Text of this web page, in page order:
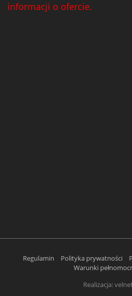
informacji o ofercie.
Regulamin Polityka prywatności
Warunki
Realizacja: